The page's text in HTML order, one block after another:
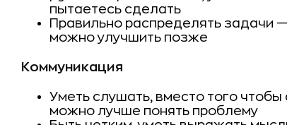
пытаетесь сделать
Правильно распределять задачи
можно улучшить позже
Коммуникация
Уметь слушать, вместо того
можно лучше понять проблему